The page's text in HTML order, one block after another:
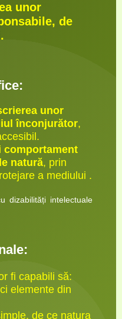
unor
de
unor
înconjurător,
comportament
natură, prin
a mediului .
intelectuale
fi capabili să:
elemente din
de ce natura